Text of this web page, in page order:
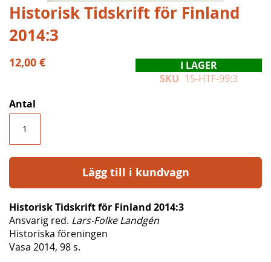
Hoppa
till
början
bildgalleriet
Historisk Tidskrift för Finland
2014:3
12,00 €
I LAGER
SKU 15-HTF-99:3
Antal
Lägg till i kundvagn
Historisk Tidskrift för Finland 2014:3
Ansvarig red. Lars-Folke Landgén
Historiska föreningen
Vasa 2014, 98 s.